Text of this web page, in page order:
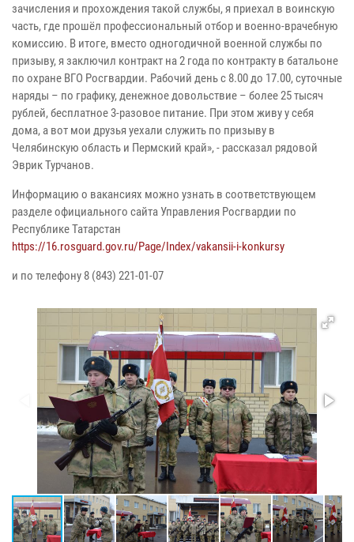
зачисления и прохождения такой службы, я приехал в воинскую
часть, где прошёл профессиональный отбор и военно-врачебную
комиссию. В итоге, вместо одногодичной военной службы по
призыву, я заключил контракт на 2 года по контракту в батальоне
по охране ВГО Росгвардии. Рабочий день с 8.00 до 17.00, суточные
наряды – по графику, денежное довольствие – более 25 тысяч
рублей, бесплатное 3-разовое питание. При этом живу у себя
дома, а вот мои друзья уехали служить по призыву в
Челябинскую область и Пермский край», - рассказал рядовой
Эврик Турчанов.
Информацию о вакансиях можно узнать в соответствующем
разделе официального сайта Управления Росгвардии по
Республике Татарстан
https://16.rosguard.gov.ru/Page/Index/vakansii-i-konkursy
и по телефону 8 (843) 221-01-07